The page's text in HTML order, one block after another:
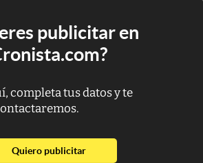
publicitar en
completa tus datos y te
Quiero publicitarabre en nueva pestaña